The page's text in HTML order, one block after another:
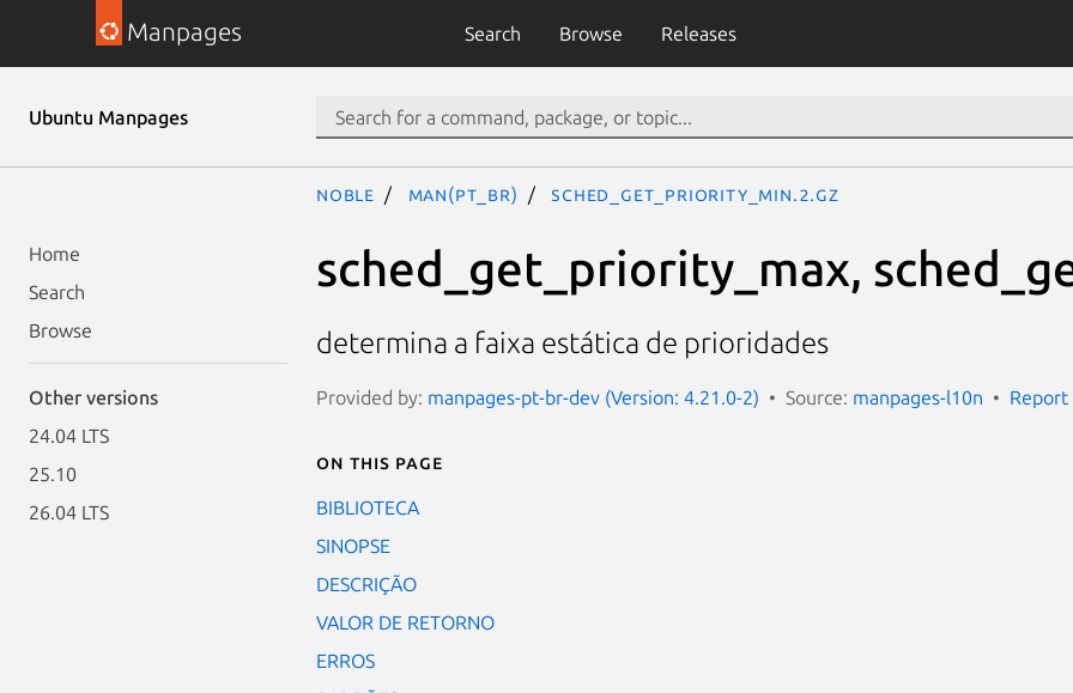
Manpages Search Browse Releases
Ubuntu Manpages
Home
Search
Browse
Other versions
24.04 LTS
25.10
26.04 LTS
noble man(pt_BR) sched_get_priority_min.2.gz
sched_get_priority_max,
determina a faixa estática de prioridades
Provided by: manpages-pt-br-dev (Version: 4.21.0-2) Source: manpages-l10n Report
On this page
BIBLIOTECA
SINOPSE
DESCRIÇÃO
VALOR DE RETORNO
ERROS